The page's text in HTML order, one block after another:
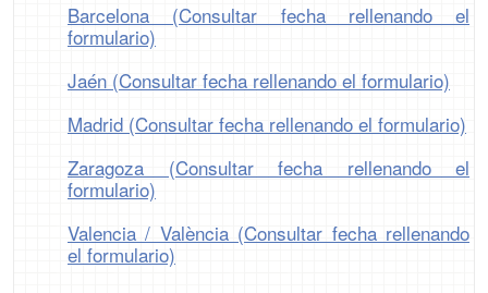
Barcelona (Consultar fecha rellenando el
formulario)
Jaén (Consultar fecha rellenando el formulario)
Madrid (Consultar fecha rellenando el formulario)
Zaragoza (Consultar fecha rellenando el
formulario)
Valencia / València (Consultar fecha rellenando
el formulario)